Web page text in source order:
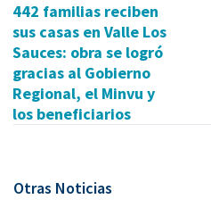
442 familias reciben
sus casas en Valle Los
Sauces: obra se logró
gracias al Gobierno
Regional, el Minvu y
los beneficiarios
Otras Noticias